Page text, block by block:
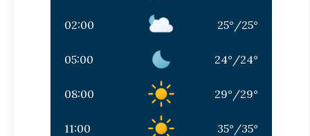
02:00 25° /25°
05:00 24° /24°
08:00 29° /29°
11:00 35° /35°